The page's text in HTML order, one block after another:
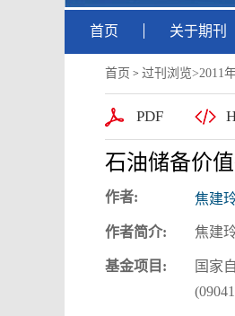
首页 关于期刊
首页 > 过刊浏览>2011
PDF
石油储备价
作者: 焦建
作者简介: 焦建
基金项目:
国家